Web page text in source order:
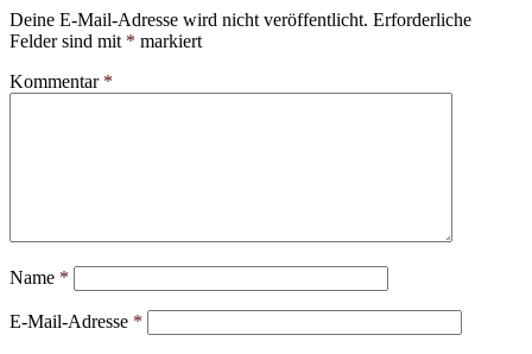
Deine E-Mail-Adresse wird nicht veröffentlicht. Erforderliche
Felder sind mit * markiert
Kommentar *
Name *
E-Mail-Adresse *